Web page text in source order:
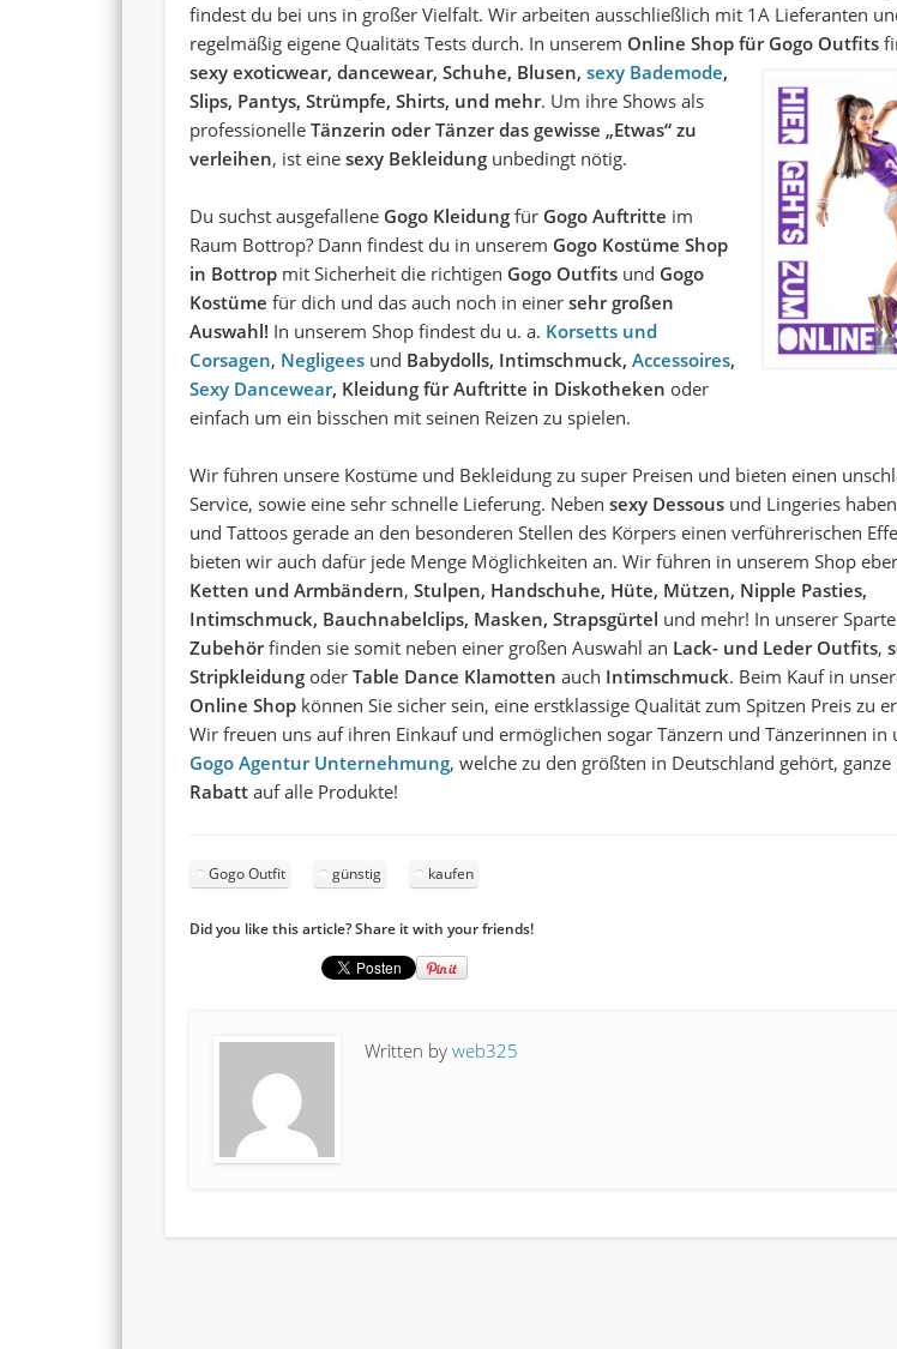
findest du bei uns in großer Vielfalt. Wir arbeiten ausschließlich mit 1A Lieferanten
regelmäßig eigene Qualitäts Tests durch. In unserem Online Shop für Gogo Outfits
sexy exoticwear, dancewear, Schuhe, Blusen,sexy Bademode,
Slips, Pantys, Strümpfe, Shirts, und mehr. Um ihre Shows als
professionelleTänzerin oder Tänzer das gewisse „Etwas“ zu
verleihen, ist einesexy Bekleidung unbedingt nötig.
Du suchst ausgefallene Gogo Kleidung für Gogo Auftritte im
Raum Bottrop? Dann findest du in unserem Gogo Kostüme Shop
in Bottrop mit Sicherheit die richtigen Gogo Outfits und Gogo
Kostüme für dich und das auch noch in einersehr großen
Auswahl! In unserem Shop findest du u. a. Korsetts und
Corsagen, Negligees und Babydolls, Intimschmuck,Accessoires,
Sexy Dancewear, Kleidung für Auftritte in Diskotheken oder
einfach um ein bisschen mit seinen Reizen zu spielen.
Wir führen unsere Kostüme und Bekleidung zu super Preisen und bieten einen
Service, sowie eine sehr schnelle Lieferung. Nebensexy Dessous und Lingeries
und Tattoos gerade an den besonderen Stellen des Körpers einen verführerischen
bieten wir auch dafür jede Menge Möglichkeiten an. Wir führen in unserem Shop
Ketten und Armbändern,Stulpen, Handschuhe, Hüte, Mützen, Nipple Pasties,
Intimschmuck, Bauchnabelclips, Masken, Strapsgürtel und mehr! In unserer Sparte
Zubehörfinden sie somit neben einer großen Auswahl an Lack- und Leder Outfits,
Stripkleidung oderTable Dance Klamotten auch Intimschmuck. Beim Kauf in
Online Shop können Sie sicher sein, eine erstklassige Qualität zum Spitzen Preis zu
Wir freuen uns auf ihren Einkauf und ermöglichen sogar Tänzern und Tänzerinnen in
Gogo Agentur Unternehmung, welche zu den größten in Deutschland gehört, ganze
Rabatt auf alle Produkte!
Gogo Outfit günstig kaufen
Did you like this article? Share it with your friends!
Written byweb325